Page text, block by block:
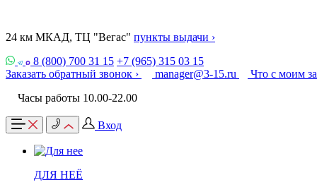
24 км МКАД, ТЦ "Вегас" пункты выдачи ›
8 (800) 700 31 15 +7 (965) 315 03 15
Заказать обратный звонок ›
manager@3-15.ru
Что с моим
Часы работы 10.00-22.00
Вход
ДЛЯ НЕЁ